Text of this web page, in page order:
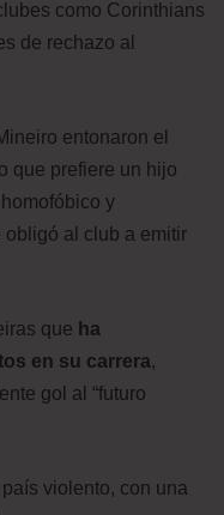
como Corinthians
de rechazo al
entonaron el
que prefiere un hijo
y
obligó al club a emitir
que ha
en su carrera,
gol al “futuro
violento, con una